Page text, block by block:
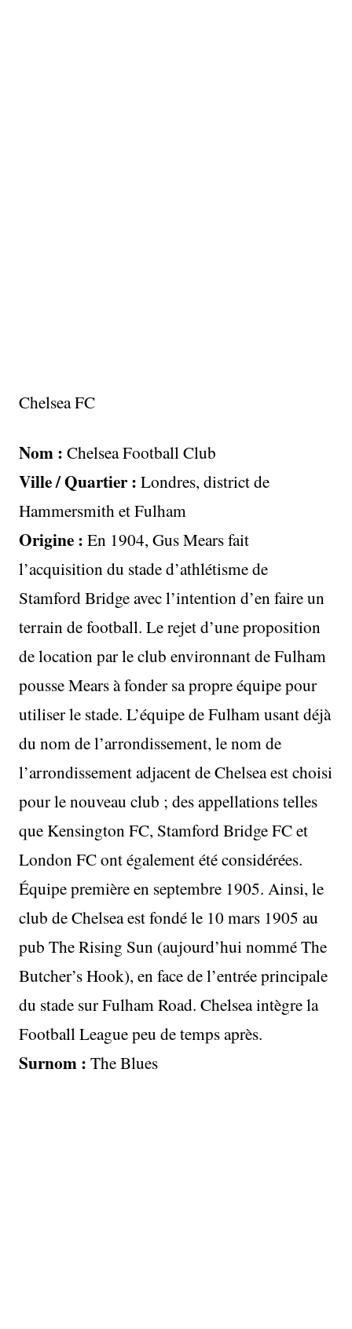
Chelsea FC
Nom : Chelsea Football Club
Ville / Quartier : Londres, district de
Hammersmith et Fulham
Origine : En 1904, Gus Mears fait
l’acquisition du stade d’athlétisme de
Stamford Bridge avec l’intention d’en faire un
terrain de football. Le rejet d’une proposition
de location par le club environnant de Fulham
pousse Mears à fonder sa propre équipe pour
utiliser le stade. L’équipe de Fulham usant déjà
du nom de l’arrondissement, le nom de
l’arrondissement adjacent de Chelsea est choisi
pour le nouveau club ; des appellations telles
que Kensington FC, Stamford Bridge FC et
London FC ont également été considérées.
Équipe première en septembre 1905. Ainsi, le
club de Chelsea est fondé le 10 mars 1905 au
pub The Rising Sun (aujourd’hui nommé The
Butcher’s Hook), en face de l’entrée principale
du stade sur Fulham Road. Chelsea intègre la
Football League peu de temps après.
Surnom : The Blues